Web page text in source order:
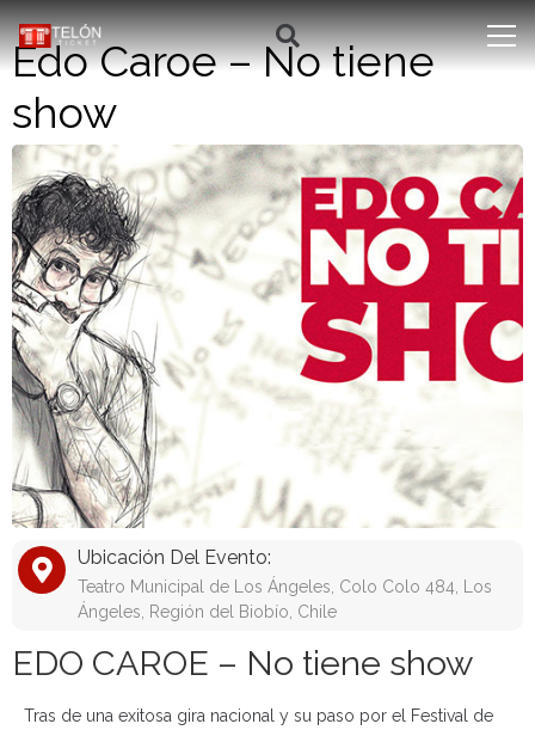
Edo Caroe – No tiene
show
Ubicación Del Evento:
Teatro Municipal de Los Ángeles, Colo Colo 484, Los
Ángeles, Región del Biobío, Chile
EDO CAROE – No tiene show
Tras de una exitosa gira nacional y su paso por el Festival de